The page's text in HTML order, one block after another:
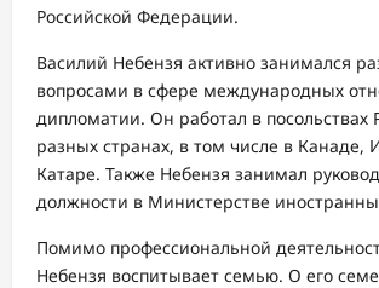
Российской Федерации.
Василий Небензя активно занимался
вопросами в сфере международных
дипломатии. Он работал в посольствах
разных странах, в том числе в Канаде,
Катаре. Также Небензя занимал
должности в Министерстве
Помимо профессиональной
Небензя воспитывает семью. О его